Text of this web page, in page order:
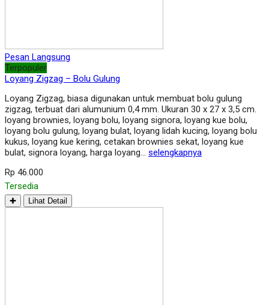
Pesan Langsung
Terpopuler
Loyang Zigzag – Bolu Gulung
Loyang Zigzag, biasa digunakan untuk membuat bolu gulung
zigzag, terbuat dari alumunium 0,4 mm. Ukuran 30 x 27 x 3,5 cm.
loyang brownies, loyang bolu, loyang signora, loyang kue bolu,
loyang bolu gulung, loyang bulat, loyang lidah kucing, loyang bolu
kukus, loyang kue kering, cetakan brownies sekat, loyang kue
bulat, signora loyang, harga loyang… selengkapnya
Rp 46.000
Tersedia
✚ Lihat Detail